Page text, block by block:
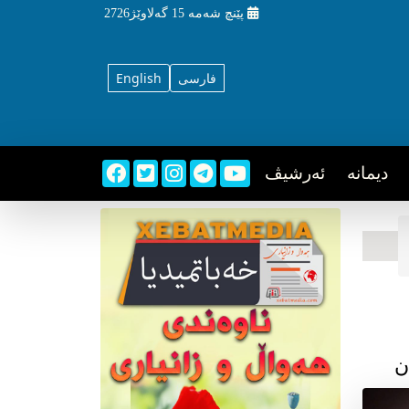
پێنچ شه‌مه‌ 15 گه‌لاوێژ2726
English فارسی
دیمانه ئه‌رشیڤ